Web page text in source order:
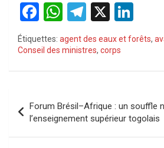
F
a
ce
b
o
k
W
at
s
p
p
T
el
e
gr
m
X
n
ke
dI
Étiquettes: agent des eaux et forêts,
Conseil des ministres, corps
de
l’article
Forum Brésil–Afrique : un souffle
l’enseignement supérieur togolais